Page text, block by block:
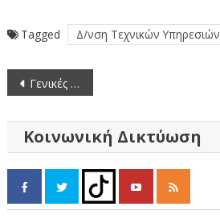
Tagged Δ/νση Τεχνικών Υπηρεσιών
Πλοήγηση
Γενικές Οδηγίες Και Μέτρα Προστασίας από Καύσωνα
Κοινωνική Δικτύωση